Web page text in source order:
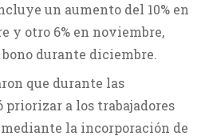
un aumento del 10% en
y otro 6% en noviembre,
durante diciembre.
que durante las
priorizar a los trabajadores
mediante la incorporación de